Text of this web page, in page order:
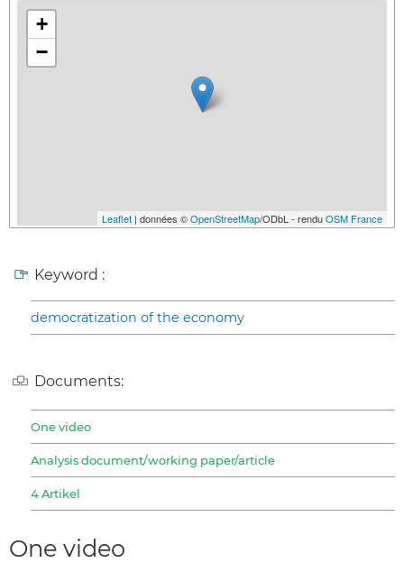
+
−
Leaflet | données ©OpenStreetMap/ODbL - renduOSM France
Keyword :
democratization of the economy
Documents:
One video
Analysis document/working paper/article
4 Artikel
One video